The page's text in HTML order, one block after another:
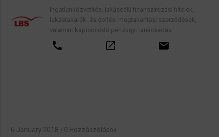
Ingatlanközvetítés, lakáscélú finanszírozási hitelek,
lakástakarék- és építési megtakarítási szerződések,
valamint kapcsolódó pénzügyi tanácsadás.
call open_in_new email
6 January 2018 / 0 Hozzászólások